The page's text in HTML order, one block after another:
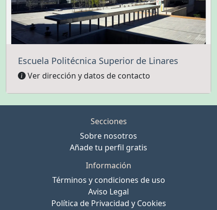
Escuela Politécnica Superior de Linares
Ver dirección y datos de contacto
Secciones
Sobre nosotros
Añade tu perfil gratis
Información
Términos y condiciones de uso
Aviso Legal
Política de Privacidad y Cookies